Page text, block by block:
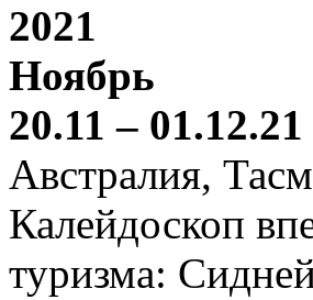
2021
Ноябрь
20.11 – 01.12.21
Австралия,
Калейдоскоп
туризма: